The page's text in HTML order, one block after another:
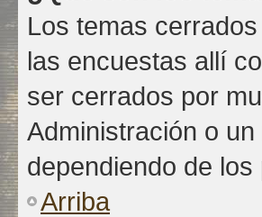
Los temas
las encuestas allí
ser cerrados por
Administración o
dependiendo de
Arriba